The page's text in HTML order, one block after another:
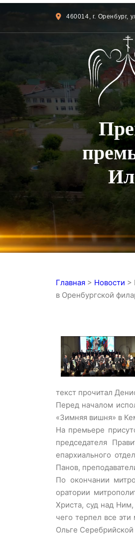
460014, г. Оренбург,
Главная > Новости >
в Оренбургской
текст прочитал
Перед началом
«Зимняя вишня» в
На премьере
председателя
епархиального
Панов,
По окончании
оратории
Христа, суд над
чего терпел все
Ольге